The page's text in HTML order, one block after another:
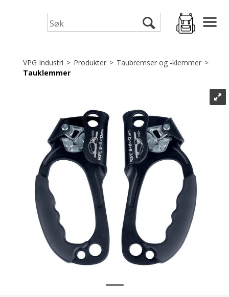
VPG Industri>Produkter>Taubremser og -klemmer>
Tauklemmer